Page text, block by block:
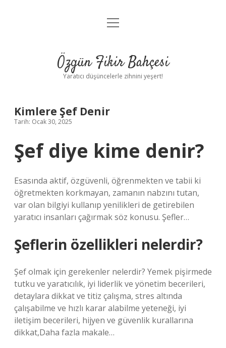
Anasayfa
Yasal Uyarı
menüyü
Özgün Fikir Bahçesi
Yaratıcı düşüncelerle zihnini yeşert!
Kimlere Şef Denir
Tarih: Ocak 30, 2025
Şef diye kime denir?
Esasında aktif, özgüvenli, öğrenmekten ve tabii ki
öğretmekten korkmayan, zamanın nabzını tutan,
var olan bilgiyi kullanıp yenilikleri de getirebilen
yaratıcı insanları çağırmak söz konusu. Şefler…
Şeflerin özellikleri nelerdir?
Şef olmak için gerekenler nelerdir? Yemek pişirmede
tutku ve yaratıcılık, iyi liderlik ve yönetim becerileri,
detaylara dikkat ve titiz çalışma, stres altında
çalışabilme ve hızlı karar alabilme yeteneği, iyi
iletişim becerileri, hijyen ve güvenlik kurallarına
dikkat,Daha fazla makale…